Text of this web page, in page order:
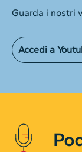
Guarda i nostri
Accedi a